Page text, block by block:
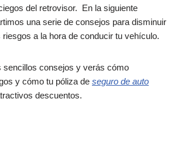
del retrovisor. En la siguiente
una serie de consejos para disminuir
a la hora de conducir tu vehículo.
sencillos consejos y verás cómo
y cómo tu póliza de seguro de auto
descuentos.